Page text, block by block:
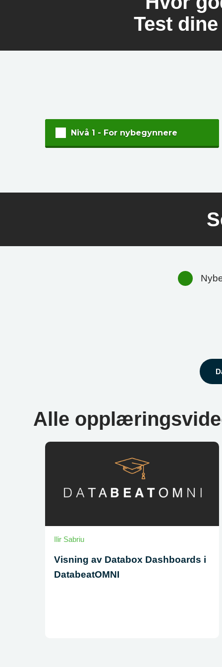
Test
Nivå 1 - For nybegynnere
Alle
Ilir Sabriu
Visning av Databox Dashboards i
DatabeatOMNI